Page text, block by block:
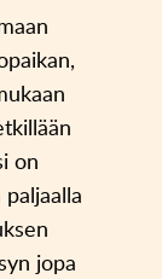
on
jopa